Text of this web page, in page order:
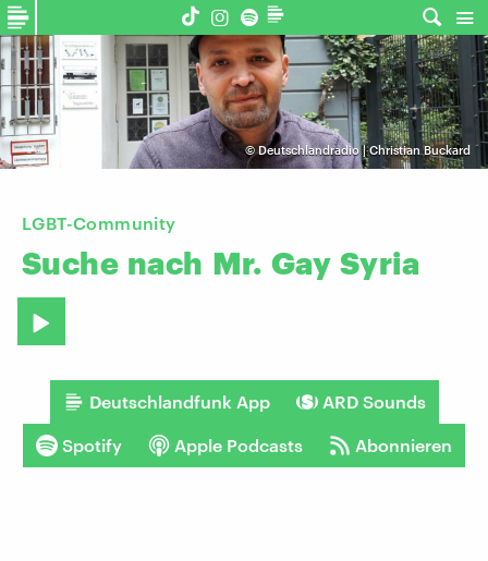
©Deutschlandradio | Christian Buckard
LGBT-Community
Suche nach Mr. Gay Syria
Deutschlandfunk App ARD Sounds
Spotify Apple Podcasts Abonnieren